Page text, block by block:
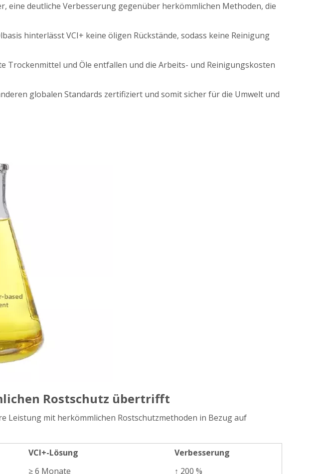
eine deutliche Verbesserung gegenüber herkömmlichen Methoden, die
hinterlässt VCI+ keine öligen Rückstände, sodass keine Reinigung
Trockenmittel und Öle entfallen und die Arbeits- und Reinigungskosten
globalen Standards zertifiziert und somit sicher für die Umwelt und
Rostschutz übertrifft
Leistung mit herkömmlichen Rostschutzmethoden in Bezug auf
VCI+-Lösung
Verbesserung
≥ 6 Monate ↑ 200 %